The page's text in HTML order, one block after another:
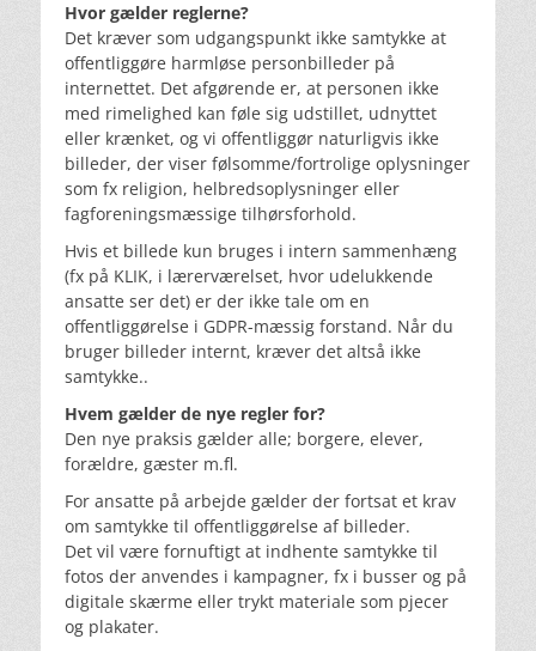
Hvor gælder reglerne?
Det kræver som udgangspunkt ikke samtykke at
offentliggøre harmløse personbilleder på
internettet. Det afgørende er, at personen ikke
med rimelighed kan føle sig udstillet, udnyttet
eller krænket, og vi offentliggør naturligvis ikke
billeder, der viser følsomme/fortrolige oplysninger
som fx religion, helbredsoplysninger eller
fagforeningsmæssige tilhørsforhold.
Hvis et billede kun bruges i intern sammenhæng
(fx på KLIK, i lærerværelset, hvor udelukkende
ansatte ser det) er der ikke tale om en
offentliggørelse i GDPR-mæssig forstand. Når du
bruger billeder internt, kræver det altså ikke
samtykke..
Hvem gælder de nye regler for?
Den nye praksis gælder alle; borgere, elever,
forældre, gæster m.fl.
For ansatte på arbejde gælder der fortsat et krav
om samtykke til offentliggørelse af billeder.
Det vil være fornuftigt at indhente samtykke til
fotos der anvendes i kampagner, fx i busser og på
digitale skærme eller trykt materiale som pjecer
og plakater.